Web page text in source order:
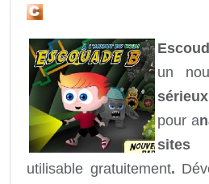
un
pour a
sites
utilisable gratuitement.